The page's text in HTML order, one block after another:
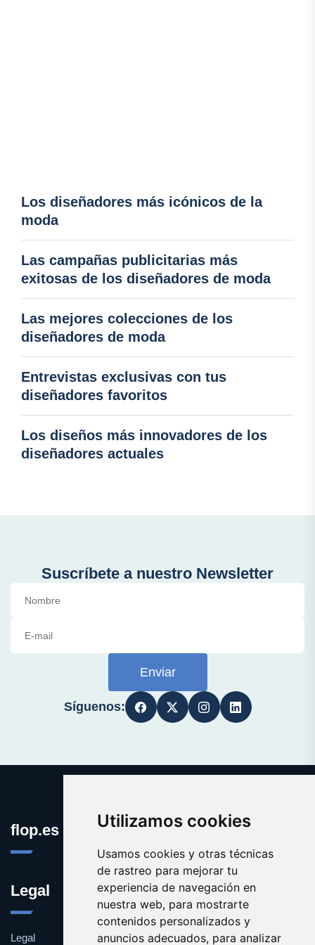
Utilizamos cookies
Usamos cookies y otras técnicas
de rastreo para mejorar tu
experiencia de navegación en
nuestra web, para mostrarte
contenidos personalizados y
anuncios adecuados, para analizar
Los diseñadores más icónicos de la
moda
Las campañas publicitarias más
exitosas de los diseñadores de moda
Las mejores colecciones de los
diseñadores de moda
Entrevistas exclusivas con tus
diseñadores favoritos
Los diseños más innovadores de los
diseñadores actuales
Suscríbete a nuestro Newsletter
Enviar
Síguenos:
flop.es
Legal
Legal